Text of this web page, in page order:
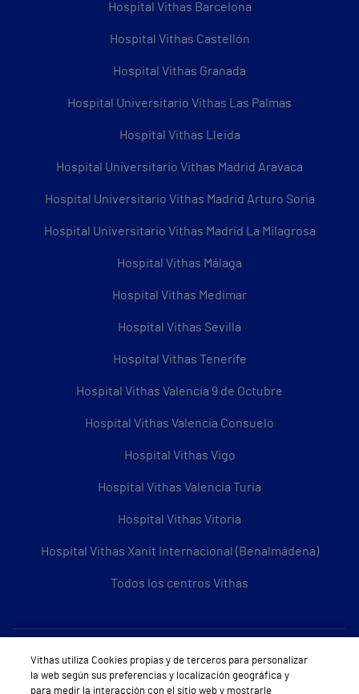
Hospital Vithas Barcelona
Hospital Vithas Castellón
Hospital Vithas Granada
Hospital Universitario Vithas Las Palmas
Hospital Vithas Lleida
Hospital Universitario Vithas Madrid Aravaca
Hospital Universitario Vithas Madrid Arturo Soria
Hospital Universitario Vithas Madrid La Milagrosa
Hospital Vithas Málaga
Hospital Vithas Medimar
Hospital Vithas Sevilla
Hospital Vithas Tenerife
Hospital Vithas Valencia 9 de Octubre
Hospital Vithas Valencia Consuelo
Hospital Vithas Vigo
Hospital Vithas Valencia Turia
Hospital Vithas Vitoria
Hospital Vithas Xanit Internacional (Benalmádena)
Todos los centros Vithas
Sobre Vithas
Quiénes somos
Vithas utiliza Cookies propias y de terceros para personalizar
la web según sus preferencias y localización geográfica y
para medir la interacción con el sitio web y mostrarle